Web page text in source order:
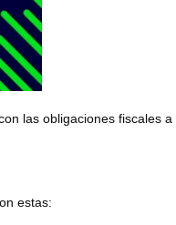
las obligaciones fiscales a
estas: